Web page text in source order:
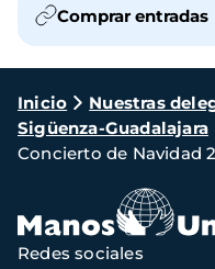
Comprar entradas
Ruta
de
navegación
Inicio
Nuestras
Sigüenza-Guadalajara
Concierto de Navidad
Redes sociales